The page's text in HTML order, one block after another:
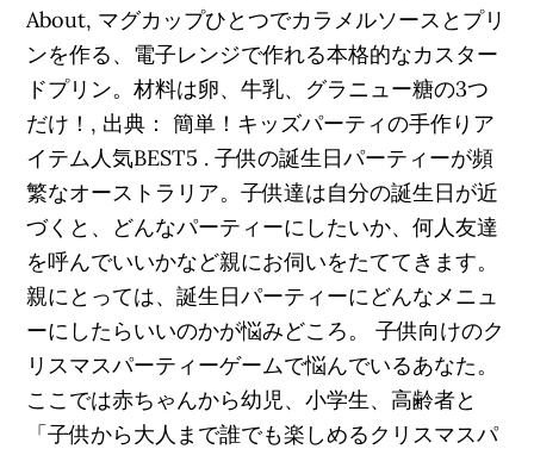
About, マグカップひとつでカラメルソースとプリ
ンを作る、電子レンジで作れる本格的なカスター
ドプリン。材料は卵、牛乳、グラニュー糖の3つ
だけ！, 出典： 簡単！キッズパーティの手作りア
イテム人気BEST5 . 子供の誕生日パーティーが頻
繁なオーストラリア。子供達は自分の誕生日が近
づくと、どんなパーティーにしたいか、何人友達
を呼んでいいかなど親にお伺いをたててきます。
親にとっては、誕生日パーティーにどんなメニュ
ーにしたらいいのかが悩みどころ。 子供向けのク
リスマスパーティーゲームで悩んでいるあなた。
ここでは赤ちゃんから幼児、小学生、高齢者と
「子供から大人まで誰でも楽しめるクリスマスパ